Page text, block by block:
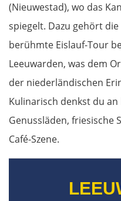
(Nieuwestad), wo das
spiegelt. Dazu gehört
berühmte Eislauf-Tour
Leeuwarden, was dem
der niederländischen
Kulinarisch denkst du an
Genussläden, friesische
Café-Szene.